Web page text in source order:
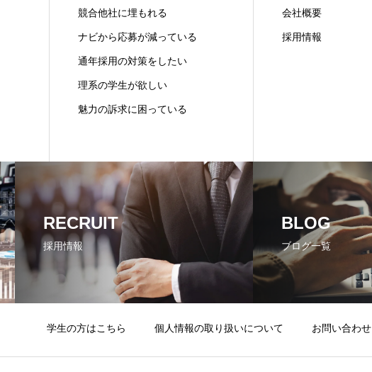
競合他社に埋もれる
ナビから応募が減っている
通年採用の対策をしたい
理系の学生が欲しい
魅力の訴求に困っている
会社概要
採用情報
RECRUIT
採用情報
BLOG
ブログ一覧
学生の方はこちら 個人情報の取り扱いについて お問い合わせ